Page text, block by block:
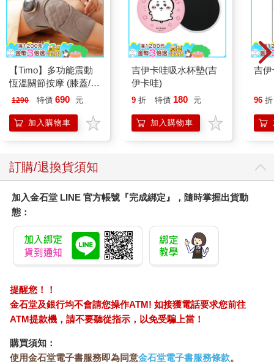
【Timo】多功能震動
恆溫關節按摩 (膝蓋/
肩/手肘通用) 無線充電
膝熱敷 【單入組】
1290 特價 690 元
加入購物車
吉伊卡哇吸水杯墊(吉
伊卡哇)
9 折 特價 180 元
加入購物車
吉
96 折
訂購/退換貨須知
加入金石堂 LINE 官方帳號『完成綁定』，隨時掌握出貨動
態：
提醒您！！
金石堂及銀行均不會請您操作ATM! 如接獲電話要求您前往
ATM提款機，請不要聽從指示，以免受騙上當！
購買須知：
使用金石堂電子書服務即為同意金石堂電子書服務條款。